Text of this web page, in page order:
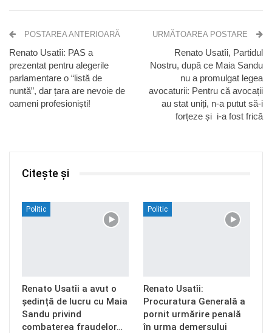
POSTAREA ANTERIOARĂ
Renato Usatîi: PAS a
prezentat pentru alegerile
parlamentare o “listă de
nuntă”, dar țara are nevoie de
oameni profesioniști!
URMĂTOAREA POSTARE
Renato Usatîi, Partidul
Nostru, după ce Maia Sandu
nu a promulgat legea
avocaturii: Pentru că avocații
au stat uniți, n-a putut să-i
forțeze și i-a fost frică
Citește și
Politic
Renato Usatîi a avut o
ședință de lucru cu Maia
Sandu privind
combaterea fraudelor…
Politic
Renato Usatîi:
Procuratura Generală a
pornit urmărire penală
în urma demersului